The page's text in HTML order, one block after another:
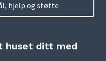
hjelp og støtte
huset ditt med